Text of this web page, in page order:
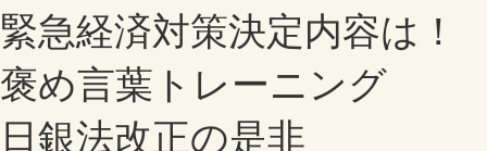
緊急経済対策決定内容は！
褒め言葉トレーニング
日銀法改正の是非